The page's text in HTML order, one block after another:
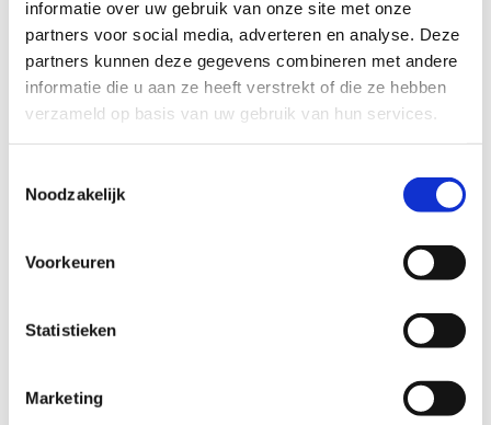
informatie over uw gebruik van onze site met onze
partners voor social media, adverteren en analyse. Deze
partners kunnen deze gegevens combineren met andere
informatie die u aan ze heeft verstrekt of die ze hebben
verzameld op basis van uw gebruik van hun services.
Noodzakelijk
Voorkeuren
Statistieken
Marketing
Sportverblijf
Ook in ons sportverblijf hebben enkele